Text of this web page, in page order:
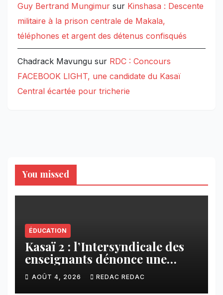
Guy Bertrand Mungimur sur Kinshasa : Descente
militaire à la prison centrale de Makala,
téléphones et argent des détenus confisqués
Chadrack Mavungu sur RDC : Concours
FACEBOOK LIGHT, une candidate du Kasaï
Central écartée pour tricherie
You missed
ÉDUCATION
Kasaï 2 : l’Intersyndicale des
enseignants dénonce une
contribution financière
imposée aux écoles de la
AOÛT 4, 2026 REDAC REDAC